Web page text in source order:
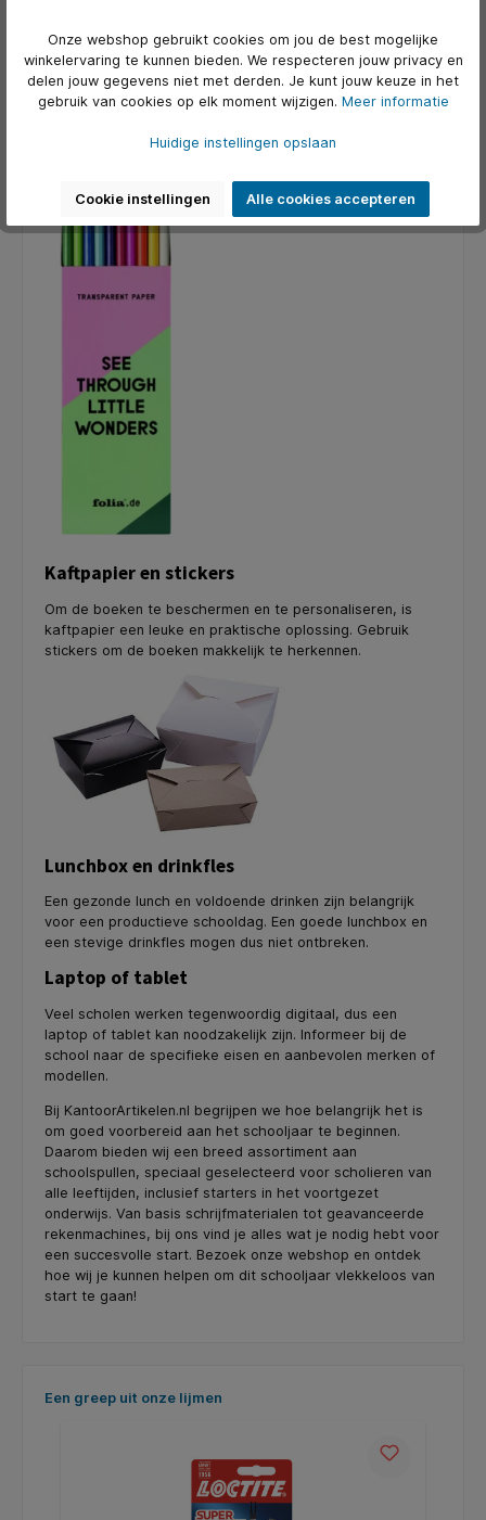
Voor het bewaren van losse papieren en opdrachten zijn
mappen met tabbladen erg handig. Deze helpen bij het
organiseren van documenten per vak, wat zorgt voor
overzicht en gemak.
Kaftpapier en stickers
Om de boeken te beschermen en te personaliseren, is
kaftpapier een leuke en praktische oplossing. Gebruik
stickers om de boeken makkelijk te herkennen.
Lunchbox en drinkfles
Een gezonde lunch en voldoende drinken zijn belangrijk
voor een productieve schooldag. Een goede lunchbox en
een stevige drinkfles mogen dus niet ontbreken.
Laptop of tablet
Veel scholen werken tegenwoordig digitaal, dus een
laptop of tablet kan noodzakelijk zijn. Informeer bij de
school naar de specifieke eisen en aanbevolen merken of
modellen.
Bij KantoorArtikelen.nl begrijpen we hoe belangrijk het is
om goed voorbereid aan het schooljaar te beginnen.
Daarom bieden wij een breed assortiment aan
schoolspullen, speciaal geselecteerd voor scholieren van
alle leeftijden, inclusief starters in het voortgezet
onderwijs. Van basis schrijfmaterialen tot geavanceerde
rekenmachines, bij ons vind je alles wat je nodig hebt voor
een succesvolle start. Bezoek onze webshop en ontdek
hoe wij je kunnen helpen om dit schooljaar vlekkeloos van
start te gaan!
Productgalerij overslaan
Een greep uit onze lijmen
Onze webshop gebruikt cookies om jou de best mogelijke
winkelervaring te kunnen bieden. We respecteren jouw privacy en
delen jouw gegevens niet met derden. Je kunt jouw keuze in het
gebruik van cookies op elk moment wijzigen. Meer informatie
Huidige instellingen opslaan
Cookie instellingen Alle cookies accepteren